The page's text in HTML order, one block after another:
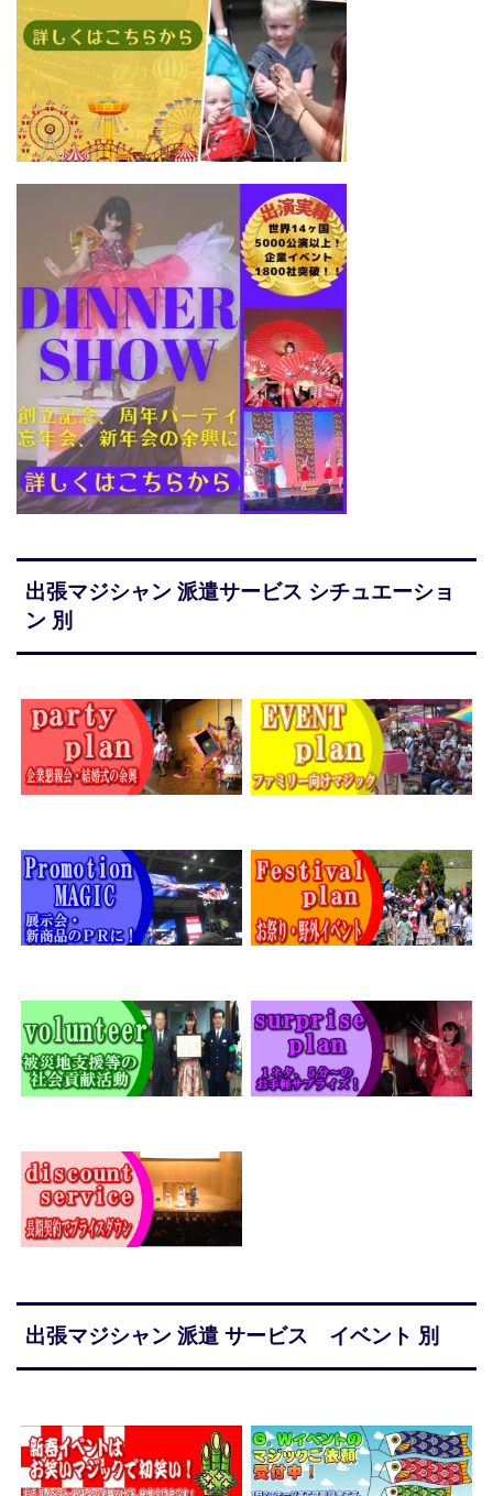
出張マジシャン 派遣サービス シチュエーショ
ン 別
出張マジシャン 派遣 サービス イベント 別